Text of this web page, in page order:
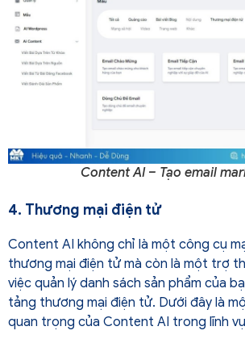
Content AI – Tạo email
4. Thương mại điện tử
Content AI không chỉ là một công cụ
thương mại điện tử mà còn là một trợ
việc quản lý danh sách sản phẩm của
tảng thương mại điện tử. Dưới đây là
quan trọng của Content AI trong lĩnh